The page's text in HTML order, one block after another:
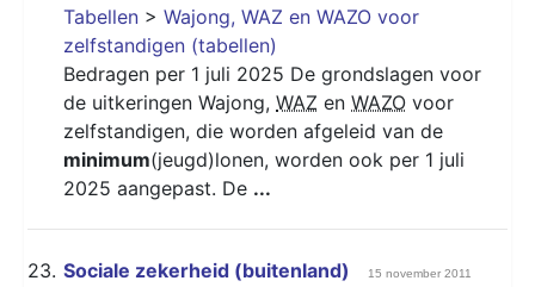
Tabellen > Wajong, WAZ en WAZO voor
zelfstandigen (tabellen)
Bedragen per 1 juli 2025 De grondslagen voor
de uitkeringen Wajong, WAZ en WAZO voor
zelfstandigen, die worden afgeleid van de
minimum(jeugd)lonen, worden ook per 1 juli
2025 aangepast. De ...
23. Sociale zekerheid (buitenland) 15 november 2011